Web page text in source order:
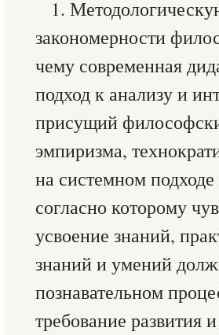
1.
закономерности
чему современная
подход к анализу и
присущий
эмпиризма,
на системном
согласно которому
усвоение знаний,
знаний и умений
познавательном
требование развития